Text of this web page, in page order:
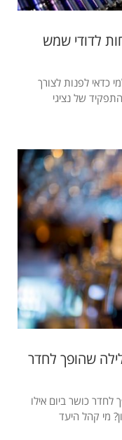
לדודי שמש
כדאי לפנות לצורך
של נציגי
שהופך לחדר
כושר ביום אילו
מי קהל היעד